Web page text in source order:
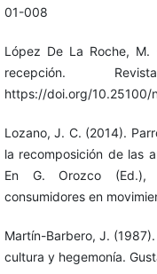
01-008
López De La Roche, M.
recepción.
https://doi.org/10.25100/
Lozano, J. C. (2014).
la recomposición de las
En G. Orozco (Ed.),
consumidores en
Martín-Barbero, J.
cultura y hegemonía.